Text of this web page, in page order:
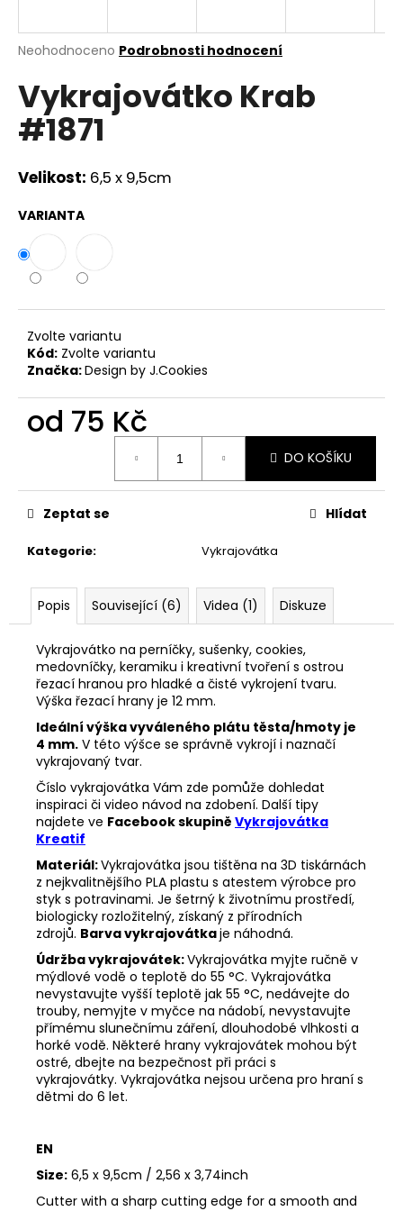
Průměrné
produktu
je
0,0
z
hvězdiček.
Neohodnoceno Podrobnosti hodnocení
Vykrajovátko Krab
#1871
Velikost: 6,5 x 9,5cm
VARIANTA
Zvolte variantu
Kód: Zvolte variantu
Značka:Design by J.Cookies
od 75 Kč
DO KOŠÍKU
Kategorie: Vykrajovátka
Zeptat se Hlídat
Popis Související (6) Videa (1) Diskuze
Vykrajovátko na perníčky, sušenky, cookies,
medovníčky, keramiku i kreativní tvoření s ostrou
řezací hranou pro hladké a čisté vykrojení tvaru.
Výška řezací hrany je 12 mm.
Ideální výška vyváleného plátu těsta/hmoty je
4 mm. V této výšce se správně vykrojí i naznačí
vykrajovaný tvar.
Číslo vykrajovátka Vám zde pomůže dohledat
inspiraci či video návod na zdobení. Další tipy
najdete ve Facebook skupině Vykrajovátka
Kreatif
Materiál:Vykrajovátka jsou tištěna na 3D tiskárnách
z nejkvalitnějšího PLA plastu s atestem výrobce pro
styk s potravinami. Je šetrný k životnímu prostředí,
biologicky rozložitelný, získaný z přírodních
zdrojů. Barva vykrajovátkaje náhodná.
Údržba vykrajovátek:Vykrajovátka myjte ručně v
mýdlové vodě o teplotě do 55 °C. Vykrajovátka
nevystavujte vyšší teplotě jak 55 °C, nedávejte do
trouby, nemyjte v myčce na nádobí, nevystavujte
přímému slunečnímu záření, dlouhodobé vlhkosti a
horké vodě. Některé hrany vykrajovátek mohou být
ostré, dbejte na bezpečnost při práci s
vykrajovátky. Vykrajovátka nejsou určena pro hraní s
dětmi do 6 let.
EN
Size: 6,5 x 9,5cm / 2,56 x 3,74inch
Cutter with a sharp cutting edge for a smooth and
j
t
?
D
o
p
o
č
u
m
e
VYKRAJOVÁTKA
KOLEKCE
#1584
39
Kč